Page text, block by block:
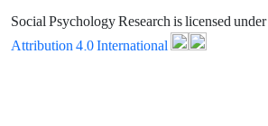
Social Psychology Research is licensed under
Attribution 4.0 International